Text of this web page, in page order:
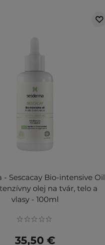
- Sescacay Bio-intensive Oil
olej na tvár, telo a
vlasy - 100ml
35,50 €